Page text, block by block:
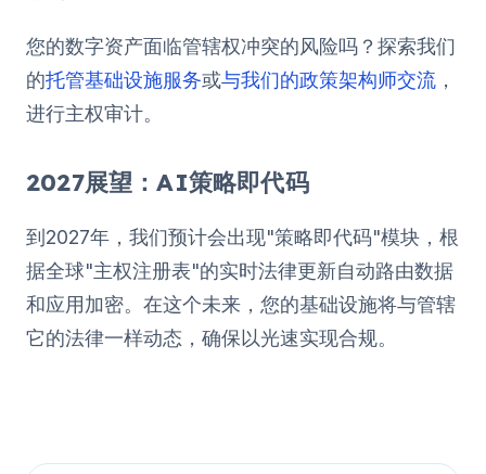
您的数字资产面临管辖权冲突的风险吗？探索我们
的托管基础设施服务或与我们的政策架构师交流 ，
进行主权审计。
2027展望：AI策略即代码
到2027年，我们预计会出现"策略即代码"模块，根
据全球"主权注册表"的实时法律更新自动路由数据
和应用加密。在这个未来，您的基础设施将与管辖
它的法律一样动态，确保以光速实现合规。